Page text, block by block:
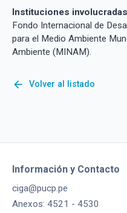
Instituciones
Fondo Internacional de
para el Medio Ambiente
Ambiente (MINAM).
arrow_back Volver al listado
Información y Contacto
ciga@pucp.pe
Anexos: 4521 - 4530